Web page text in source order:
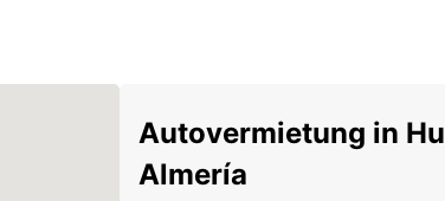
Autovermietung in
Almería